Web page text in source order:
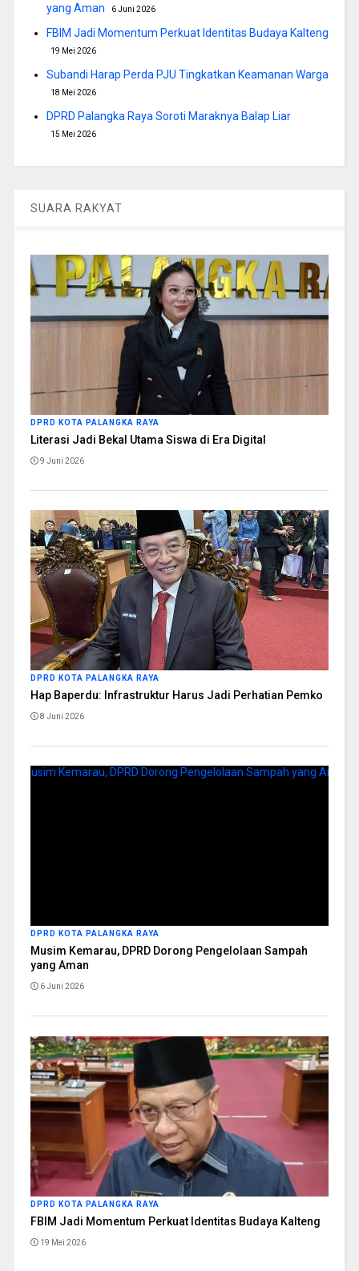
yang Aman 6 Juni 2026
FBIM Jadi Momentum Perkuat Identitas Budaya Kalteng
19 Mei 2026
Subandi Harap Perda PJU Tingkatkan Keamanan Warga
18 Mei 2026
DPRD Palangka Raya Soroti Maraknya Balap Liar
15 Mei 2026
SUARA RAKYAT
DPRD KOTA PALANGKA RAYA
Literasi Jadi Bekal Utama Siswa di Era Digital
9 Juni 2026
DPRD KOTA PALANGKA RAYA
Hap Baperdu: Infrastruktur Harus Jadi Perhatian Pemko
8 Juni 2026
DPRD KOTA PALANGKA RAYA
Musim Kemarau, DPRD Dorong Pengelolaan Sampah
yang Aman
6 Juni 2026
DPRD KOTA PALANGKA RAYA
FBIM Jadi Momentum Perkuat Identitas Budaya Kalteng
19 Mei 2026